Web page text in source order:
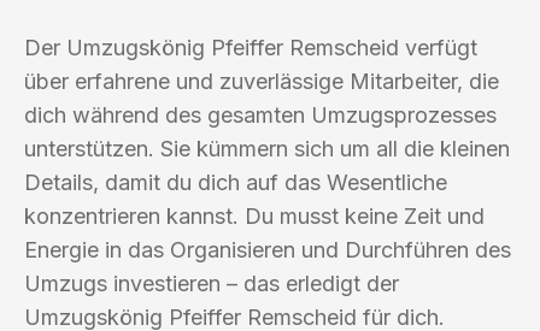
Der Umzugskönig Pfeiffer Remscheid verfügt
über erfahrene und zuverlässige Mitarbeiter, die
dich während des gesamten Umzugsprozesses
unterstützen. Sie kümmern sich um all die kleinen
Details, damit du dich auf das Wesentliche
konzentrieren kannst. Du musst keine Zeit und
Energie in das Organisieren und Durchführen des
Umzugs investieren – das erledigt der
Umzugskönig Pfeiffer Remscheid für dich.